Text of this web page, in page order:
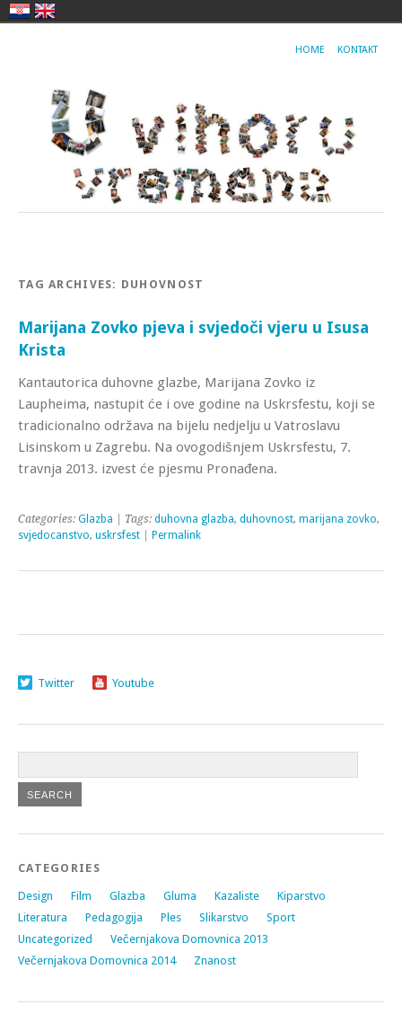
HOME KONTAKT
TAG ARCHIVES: DUHOVNOST
Marijana Zovko pjeva i svjedoči vjeru u Isusa
Krista
Kantautorica duhovne glazbe, Marijana Zovko iz
Laupheima, nastupit će i ove godine na Uskrsfestu, koji se
tradicionalno održava na bijelu nedjelju u Vatroslavu
Lisinskom u Zagrebu. Na ovogodišnjem Uskrsfestu, 7.
travnja 2013. izvest će pjesmu Pronađena.
Categories: Glazba | Tags: duhovna glazba, duhovnost, marijana zovko,
svjedocanstvo, uskrsfest Permalink
Twitter Youtube
CATEGORIES
Design Film Glazba Gluma Kazaliste
Kiparstvo
Literatura
Pedagogija Ples Slikarstvo
Sport
Uncategorized
Večernjakova Domovnica 2013
Večernjakova Domovnica 2014
Znanost